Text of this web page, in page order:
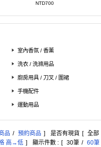
NTD700
室內香氛 / 香薰
洗衣 / 洗滌用品
廚房用具 / 刀叉 / 圍裙
手機配件
運動用品
品 / 預約商品 ] 是否有現貨 [ 全部
高→低 ] 顯示件數 : [ 30筆 / 60筆